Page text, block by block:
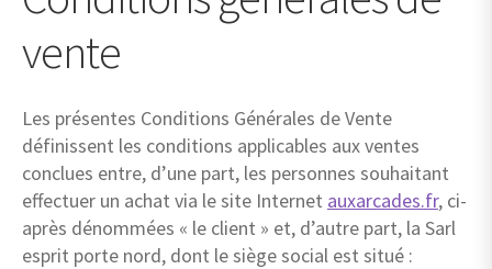
vente
Les présentes Conditions Générales de Vente
définissent les conditions applicables aux ventes
conclues entre, d’une part, les personnes souhaitant
effectuer un achat via le site Internet auxarcades.fr, ci-
après dénommées « le client » et, d’autre part, la Sarl
esprit porte nord, dont le siège social est situé :